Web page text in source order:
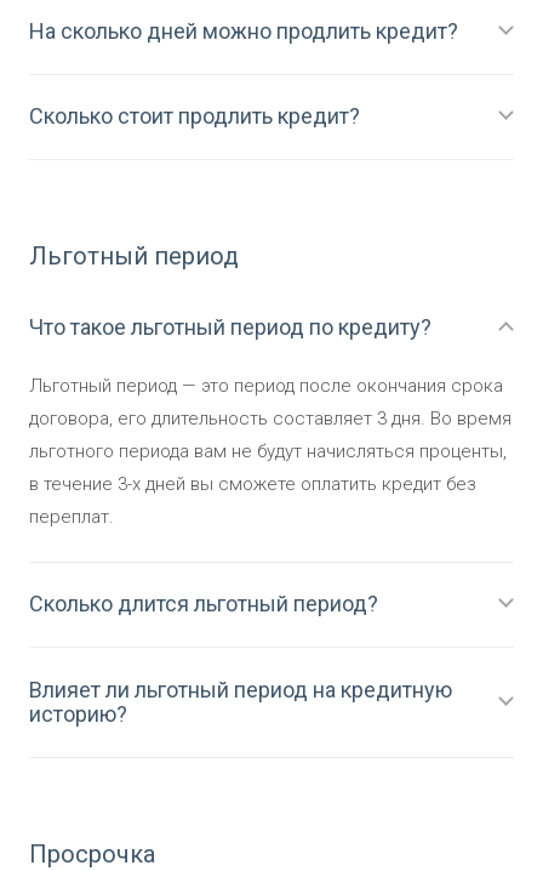
На сколько дней можно продлить кредит?
Сколько стоит продлить кредит?
Льготный период
Что такое льготный период по кредиту?
Льготный период — это период после окончания срока
договора, его длительность составляет 3 дня. Во время
льготного периода вам не будут начисляться проценты,
в течение 3-х дней вы сможете оплатить кредит без
переплат.
Сколько длится льготный период?
Влияет ли льготный период на кредитную
историю?
Просрочка